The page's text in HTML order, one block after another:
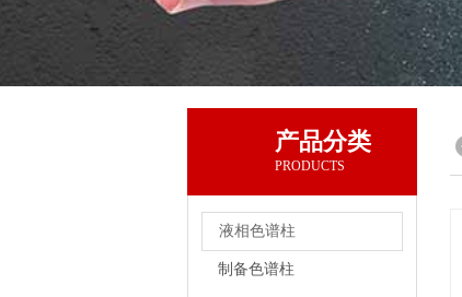
产品分类
PRODUCTS
液相色谱柱
制备色谱柱